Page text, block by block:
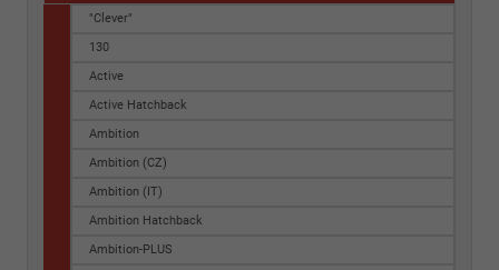
"Clever"
130
Active
Active Hatchback
Ambition
Ambition (CZ)
Ambition (IT)
Ambition Hatchback
Ambition-PLUS